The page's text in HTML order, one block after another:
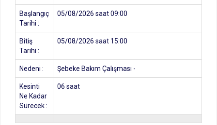
Başlangıç
Tarihi :
05/08/2026 saat 09:00
Bitiş
Tarihi :
05/08/2026 saat 15:00
Nedeni : Şebeke Bakım Çalışması -
Kesinti
Ne Kadar
Sürecek :
06 saat